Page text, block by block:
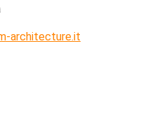
architecture.it